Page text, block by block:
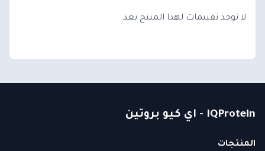
لا توجد تقييمات لهذا المنتج بعد.
IQProtein - اي كيو بروتين
المنتجات